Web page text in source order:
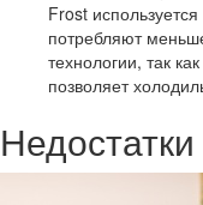
Frost
потребляют
технологии, так
позволяет